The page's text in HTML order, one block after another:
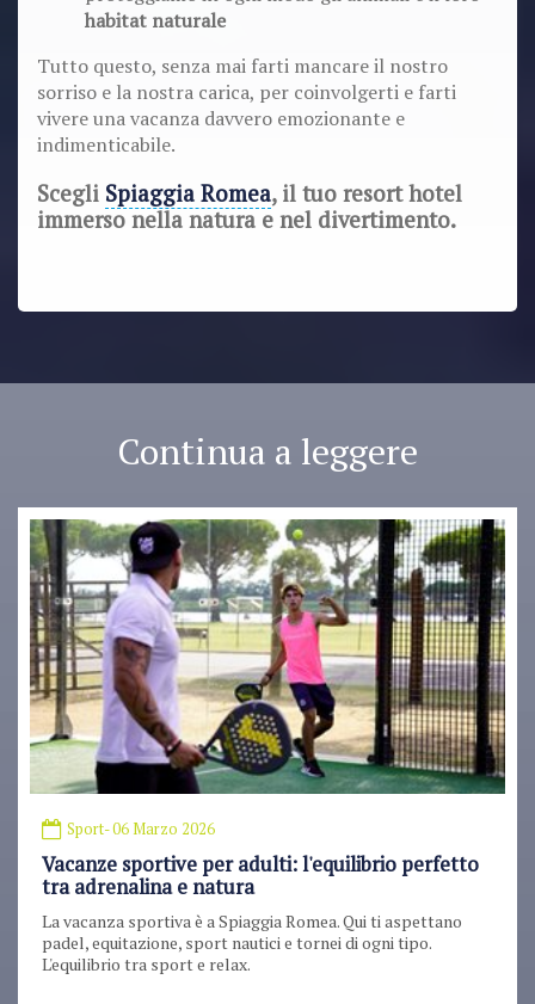
habitat naturale
Tutto questo, senza mai farti mancare il nostro
sorriso e la nostra carica, per coinvolgerti e farti
vivere una vacanza davvero emozionante e
indimenticabile.
Scegli Spiaggia Romea, il tuo resort hotel
immerso nella natura e nel divertimento.
Continua a leggere
Sport- 06 Marzo 2026
Vacanze sportive per adulti: l'equilibrio perfetto
tra adrenalina e natura
La vacanza sportiva è a Spiaggia Romea. Qui ti aspettano
padel, equitazione, sport nautici e tornei di ogni tipo.
L'equilibrio tra sport e relax.